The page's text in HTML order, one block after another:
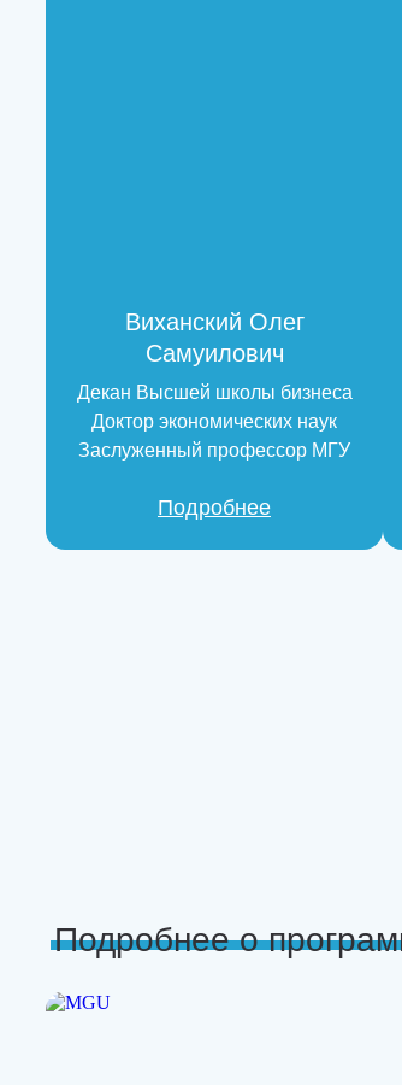
Виханский Олег
Самуилович
Декан Высшей школы бизнеса
Доктор экономических наук
Заслуженный профессор МГУ
Подробнее
Подробнее о